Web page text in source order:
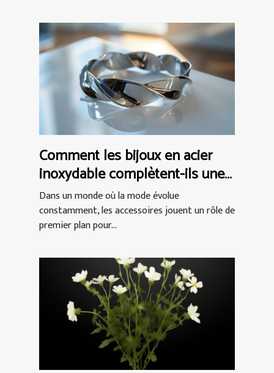
Comment les bijoux en acier
inoxydable complètent-ils une
tenue ?
Dans un monde où la mode évolue
constamment, les accessoires jouent un rôle de
premier plan pour...